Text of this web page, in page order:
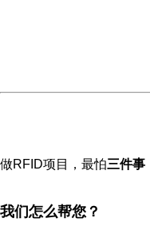
做RFID项目，最怕三件事
我们怎么帮您？